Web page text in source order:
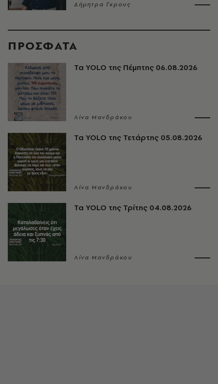
Δήμητρα Γκρους
ΠΡΟΣΦΑΤΑ
Τα YOLO της Πέμπτης 06.08.2026
Λίνα Μανδράκου
Τα YOLO της Τετάρτης 05.08.2026
Λίνα Μανδράκου
Τα YOLO της Τρίτης 04.08.2026
Λίνα Μανδράκου